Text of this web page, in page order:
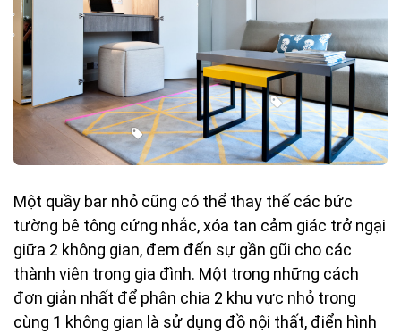
Một quầy bar nhỏ cũng có thể thay thế các bức
tường bê tông cứng nhắc, xóa tan cảm giác trở ngại
giữa 2 không gian, đem đến sự gần gũi cho các
thành viên trong gia đình. Một trong những cách
đơn giản nhất để phân chia 2 khu vực nhỏ trong
cùng 1 không gian là sử dụng đồ nội thất, điển hình